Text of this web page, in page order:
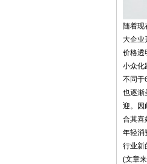
随着现
大企业
价格透
小众化
不同于
也逐渐
迎。因
合其喜
年轻消
行业新
(文章